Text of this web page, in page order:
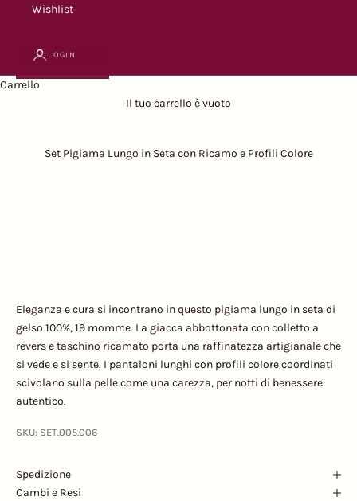
Wishlist
LOGIN
Carrello
Il tuo carrello è vuoto
Set Pigiama Lungo in Seta con Ricamo e Profili Colore
Eleganza e cura si incontrano in questo pigiama lungo in seta di
gelso 100%, 19 momme. La giacca abbottonata con colletto a
revers e taschino ricamato porta una raffinatezza artigianale che
si vede e si sente. I pantaloni lunghi con profili colore coordinati
scivolano sulla pelle come una carezza, per notti di benessere
autentico.
SKU: SET.005.006
Spedizione
Cambi e Resi